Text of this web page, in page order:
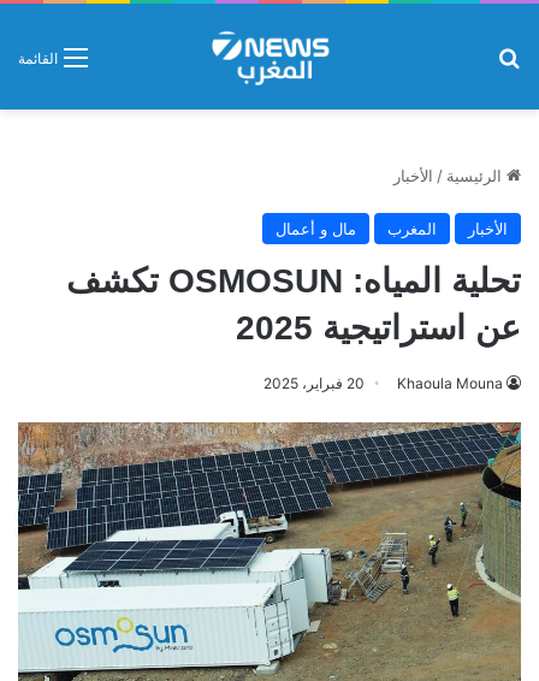
القائمة
الرئيسية / الأخبار
الأخبار المغرب مال و أعمال
تحلية المياه: OSMOSUN تكشف
عن استراتيجية 2025
Khaoula Mouna 20 فبراير، 2025